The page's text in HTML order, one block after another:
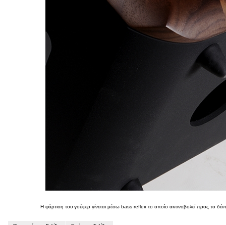
Η φόρτιση του γούφερ γίνεται μέσω bass reflex το οποίο ακτινοβολεί προς το